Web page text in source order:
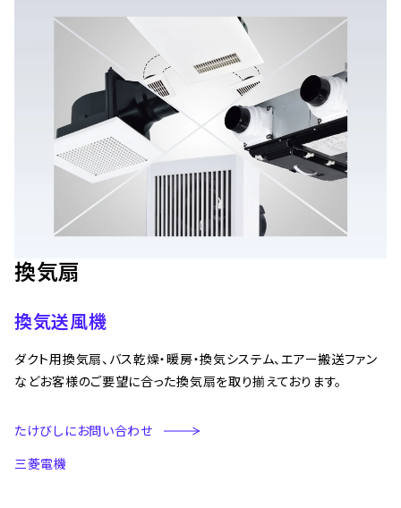
換気扇
換気送風機
ダクト用換気扇、バス乾燥・暖房・換気システム、エアー搬送ファン
などお客様のご要望に合った換気扇を取り揃えております。
たけびしにお問い合わせ
三菱電機